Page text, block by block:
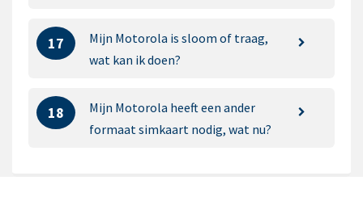
17
Mijn Motorola is sloom of traag,
wat kan ik doen?
18
Mijn Motorola heeft een ander
formaat simkaart nodig, wat nu?